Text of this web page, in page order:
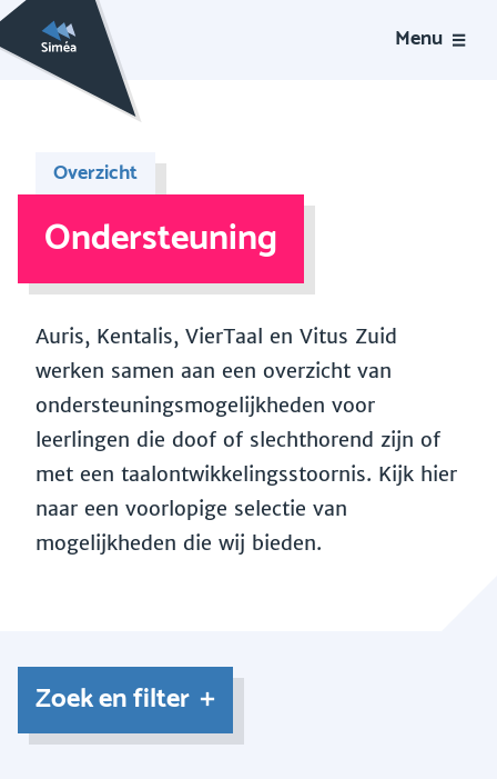
Menu
Overzicht
Ondersteuning
Auris, Kentalis, VierTaal en Vitus Zuid
werken samen aan een overzicht van
ondersteuningsmogelijkheden voor
leerlingen die doof of slechthorend zijn of
met een taalontwikkelingsstoornis. Kijk hier
naar een voorlopige selectie van
mogelijkheden die wij bieden.
Zoek en filter